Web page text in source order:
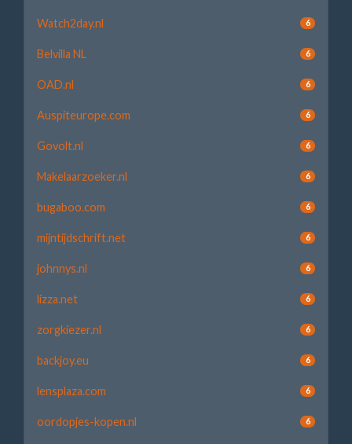
Watch2day.nl 6
Belvilla NL 6
OAD.nl 6
Auspiteurope.com 6
Govolt.nl 6
Makelaarzoeker.nl 6
bugaboo.com 6
mijntijdschrift.net 6
johnnys.nl 6
lizza.net 6
zorgkiezer.nl 6
backjoy.eu 6
lensplaza.com 6
oordopjes-kopen.nl 6